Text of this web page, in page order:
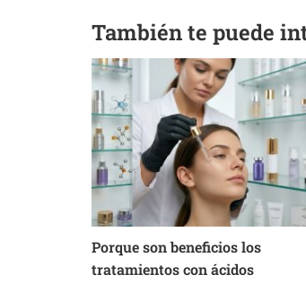
También te puede
Porque son beneficios los
tratamientos con ácidos